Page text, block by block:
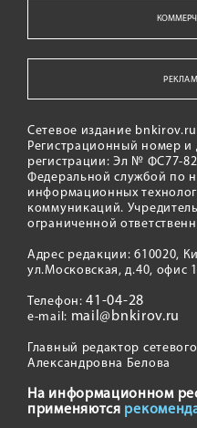
Сетевое издание bnkirov.ru
Регистрационный номер и
регистрации: Эл № ФС77-
Федеральной службой по
информационных
коммуникаций.
ограниченной
Адрес редакции: 610020,
ул.Московская, д.40, офис
Телефон:41-04-28
e-mail: mail@bnkirov.ru
Главный редактор
Александровна Белова
На информационном
применяются